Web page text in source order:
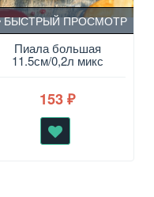
Пиала большая
11.5см/0,2л микс
БЫСТРЫЙ ПРОСМОТР
153 ₽